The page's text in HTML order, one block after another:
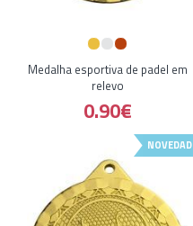
Medalha esportiva de padel em
relevo
0.90€
NOVEDAD